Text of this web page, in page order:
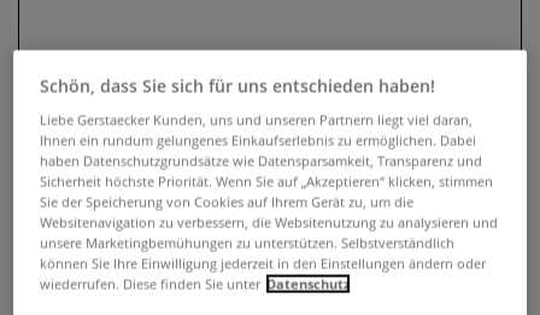
Wonday Leichtschaumplatten,
schwarz
Schön, dass Sie sich für uns entschieden haben!
Liebe Gerstaecker Kunden, uns und unseren Partnern liegt viel daran,
Ihnen ein rundum gelungenes Einkaufserlebnis zu ermöglichen. Dabei
haben Datenschutzgrundsätze wie Datensparsamkeit, Transparenz und
Sicherheit höchste Priorität. Wenn Sie auf „Akzeptieren“ klicken, stimmen
Sie der Speicherung von Cookies auf Ihrem Gerät zu, um die
Websitenavigation zu verbessern, die Websitenutzung zu analysieren und
unsere Marketingbemühungen zu unterstützen. Selbstverständlich
können Sie Ihre Einwilligung jederzeit in den Einstellungen ändern oder
wiederrufen. Diese finden Sie unter Datenschutz